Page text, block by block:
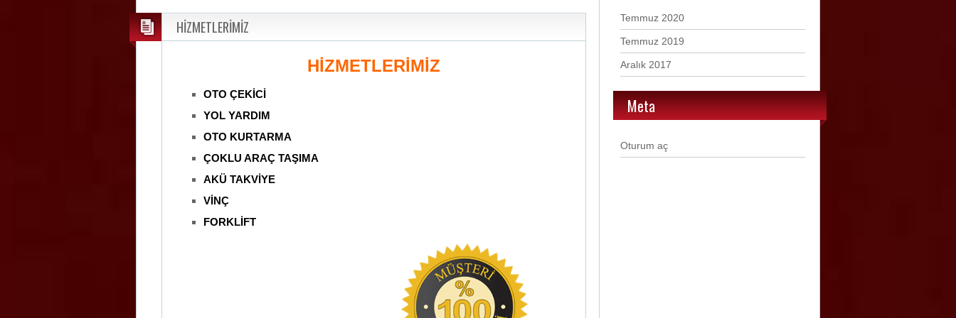
HİZMETLERİMİZ
HİZMETLERİMİZ
OTO ÇEKİCİ
YOL YARDIM
OTO KURTARMA
ÇOKLU ARAÇ TAŞIMA
AKÜ TAKVİYE
VİNÇ
FORKLİFT
Temmuz 2020
Temmuz 2019
Aralık 2017
Meta
Oturum aç